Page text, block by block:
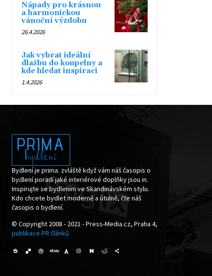
Nápady pro krásnou
a harmonickou
vánoční výzdobu
26.4.2026
Jak vybrat ideální
dlažbu do koupelny a
kde hledat inspiraci
1.4.2026
PRIMA
bydlení
Bydlení je prima. zvláště když vám náš časopis o
bydlení poradí jaké interiérové doplňky jsou in.
Inspirujte se bydlením ve Skandinávském stylu.
Kdo chcete bydlet moderně a útulně, čte náš
časopis o bydlení.
© Copyright 2008 - 2021 - Press-Media.cz, Praha 4,
publikace PR článků